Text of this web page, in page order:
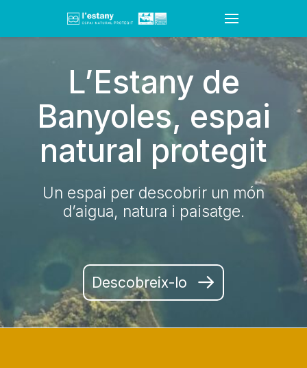
L’Estany de
Banyoles, espai
natural protegit
Un espai per descobrir un món
d’aigua, natura i paisatge.
Descobreix-lo